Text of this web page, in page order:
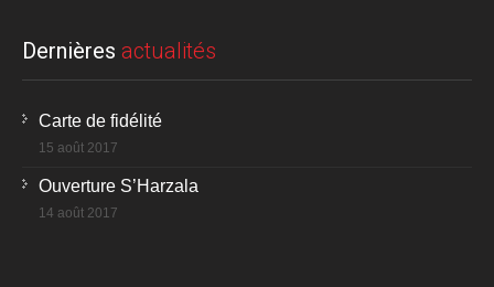
Dernières actualités
Carte de fidélité
15 août 2017
Ouverture S’Harzala
14 août 2017